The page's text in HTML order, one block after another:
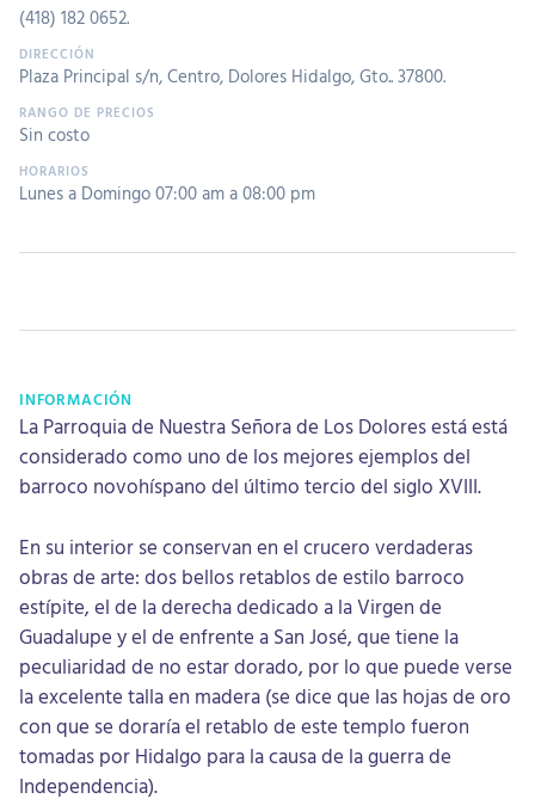
(418) 182 0652.
Plaza Principal s/n, Centro, Dolores Hidalgo, Gto.. 37800.
Sin costo
Lunes a Domingo 07:00 am a 08:00 pm
INFORMACIÓN
La Parroquia de Nuestra Señora de Los Dolores está está
considerado como uno de los mejores ejemplos del
barroco novohíspano del último tercio del siglo XVIII.
En su interior se conservan en el crucero verdaderas
obras de arte: dos bellos retablos de estilo barroco
estípite, el de la derecha dedicado a la Virgen de
Guadalupe y el de enfrente a San José, que tiene la
peculiaridad de no estar dorado, por lo que puede verse
la excelente talla en madera (se dice que las hojas de oro
con que se doraría el retablo de este templo fueron
tomadas por Hidalgo para la causa de la guerra de
Independencia).